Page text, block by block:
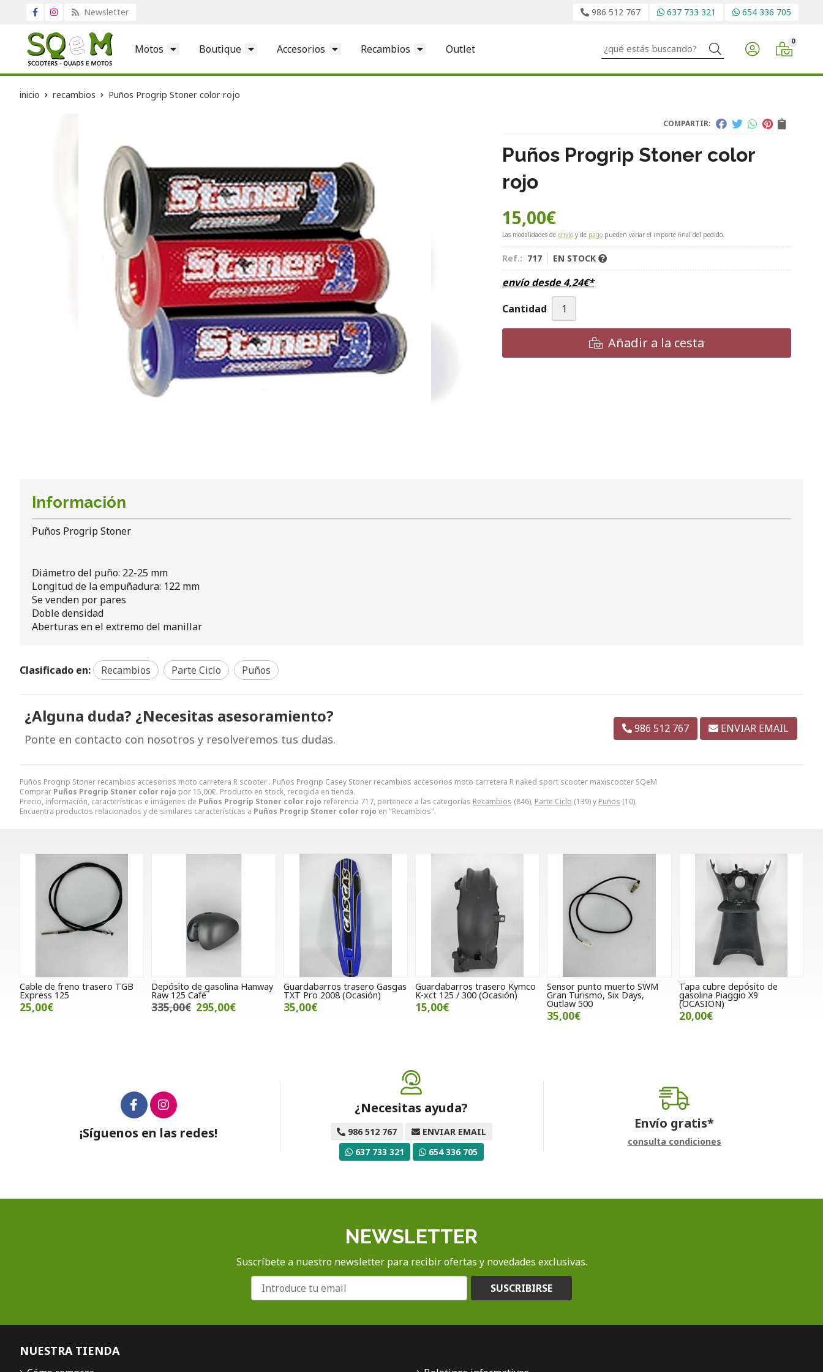
Newsletter 986 512 767 637 733 321 654 336 705
Motos Boutique Accesorios Recambios Outlet Buscar 0
inicio recambios Puños Progrip Stoner color rojo
COMPARTIR:
Puños Progrip Stoner color
rojo
15,00€
Las modalidades de envío y de pago pueden variar el importe final del pedido.
Ref.: 717 EN STOCK
envío desde4,24€*
Cantidad
Añadir a la cesta
Puños Progrip Stoner recambios accesorios moto carretera R scooter . Puños Progrip Casey Stoner recambios accesorios moto carretera R naked sport scooter maxiscooter SQeM
Comprar Puños Progrip Stoner color rojo por 15,00€. Producto en stock, recogida en tienda.
Precio, información, características e imágenes de Puños Progrip Stoner color rojo referencia 717, pertenece a las categorías Recambios (846), Parte Ciclo (139) y Puños (10).
Encuentra productos relacionados y de similares características a Puños Progrip Stoner color rojo en "Recambios".
Información
Puños Progrip Stoner
Diámetro del puño: 22-25 mm
Longitud de la empuñadura: 122 mm
Se venden por pares
Doble densidad
Aberturas en el extremo del manillar
Clasificado en: Recambios Parte Ciclo Puños
¿Alguna duda? ¿Necesitas asesoramiento?
Ponte en contacto con nosotros y resolveremos tus dudas.
986 512 767 ENVIAR EMAIL
Cable de freno trasero TGB
Express 125
25,00€
Depósito de gasolina Hanway
Raw 125 Café
335,00€ 295,00€
Guardabarros trasero Gasgas
TXT Pro 2008 (Ocasión)
35,00€
Guardabarros trasero Kymco
K-xct 125 / 300 (Ocasión)
15,00€
Sensor punto muerto SWM
Gran Turismo, Six Days,
Outlaw 500
35,00€
Tapa cubre depósito de
gasolina Piaggio X9
(OCASION)
20,00€
¡Síguenos en las redes!
¿Necesitas ayuda?
986 512 767
ENVIAR EMAIL
637 733 321
654 336 705
Envío gratis*
consulta condiciones
NEWSLETTER
Suscríbete a nuestro newsletter para recibir ofertas y novedades exclusivas.
SUSCRIBIRSE
NUESTRA TIENDA